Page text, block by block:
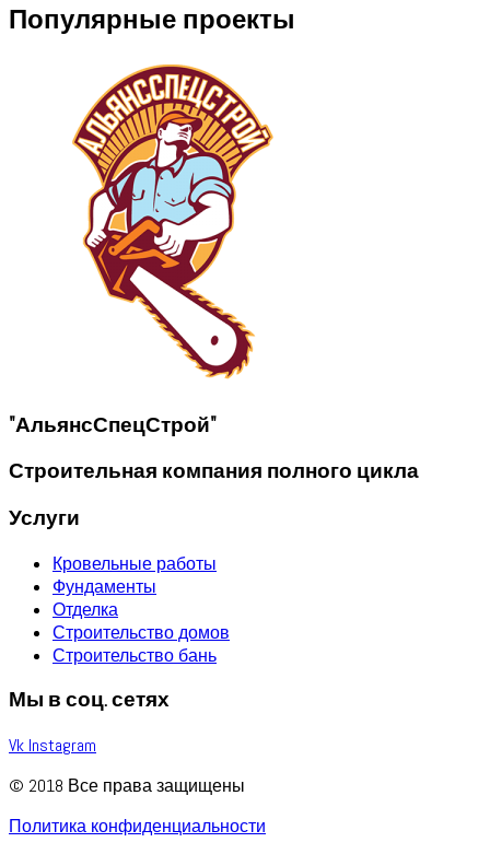
Популярные проекты
"АльянсСпецСтрой"
Строительная компания полного цикла
Услуги
Кровельные работы
Фундаменты
Отделка
Строительство домов
Строительство бань
Мы в соц. сетях
Vk Instagram
© 2018 Все права защищены
Политика конфиденциальности